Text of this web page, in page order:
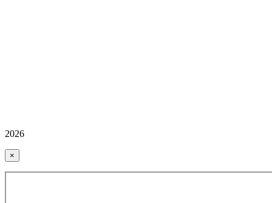
2026
×